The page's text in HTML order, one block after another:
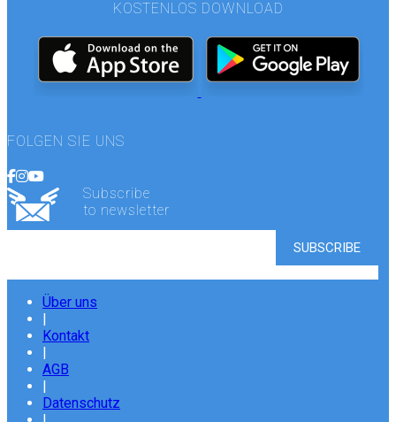
KOSTENLOS DOWNLOAD
FOLGEN SIE UNS
Subscribe
to newsletter
Über uns
Kontakt
AGB
Datenschutz